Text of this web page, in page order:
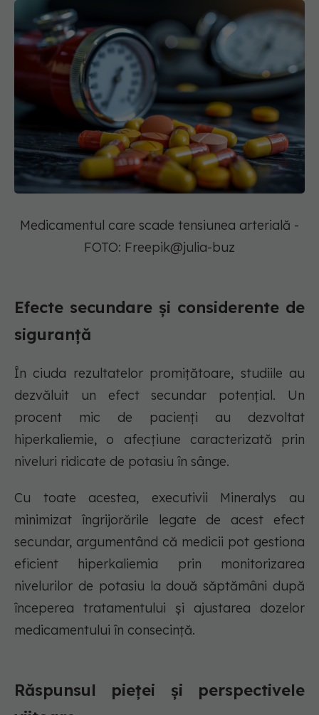
Medicamentul care scade tensiunea arterială -
FOTO: Freepik@julia-buz
Efecte secundare și considerente de
siguranță
În ciuda rezultatelor promițătoare, studiile au
dezvăluit un efect secundar potențial. Un
procent mic de pacienți au dezvoltat
hiperkaliemie, o afecțiune caracterizată prin
niveluri ridicate de potasiu în sânge.
Cu toate acestea, executivii Mineralys au
minimizat îngrijorările legate de acest efect
secundar, argumentând că medicii pot gestiona
eficient hiperkaliemia prin monitorizarea
nivelurilor de potasiu la două săptămâni după
începerea tratamentului și ajustarea dozelor
medicamentului în consecință.
Răspunsul pieței și perspectivele